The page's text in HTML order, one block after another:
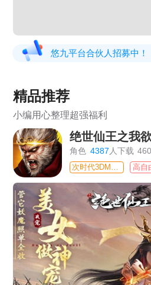
悠九平台合伙人招募中！
精品推荐
小编用心整理超强福利
绝世仙王之我
角色 4387人下载
高自